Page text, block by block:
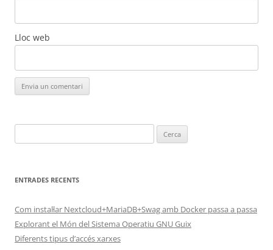
Lloc web
ENTRADES RECENTS
Com instal·lar Nextcloud+MariaDB+Swag amb Docker passa a passa
Explorant el Món del Sistema Operatiu GNU Guix
Diferents tipus d’accés xarxes